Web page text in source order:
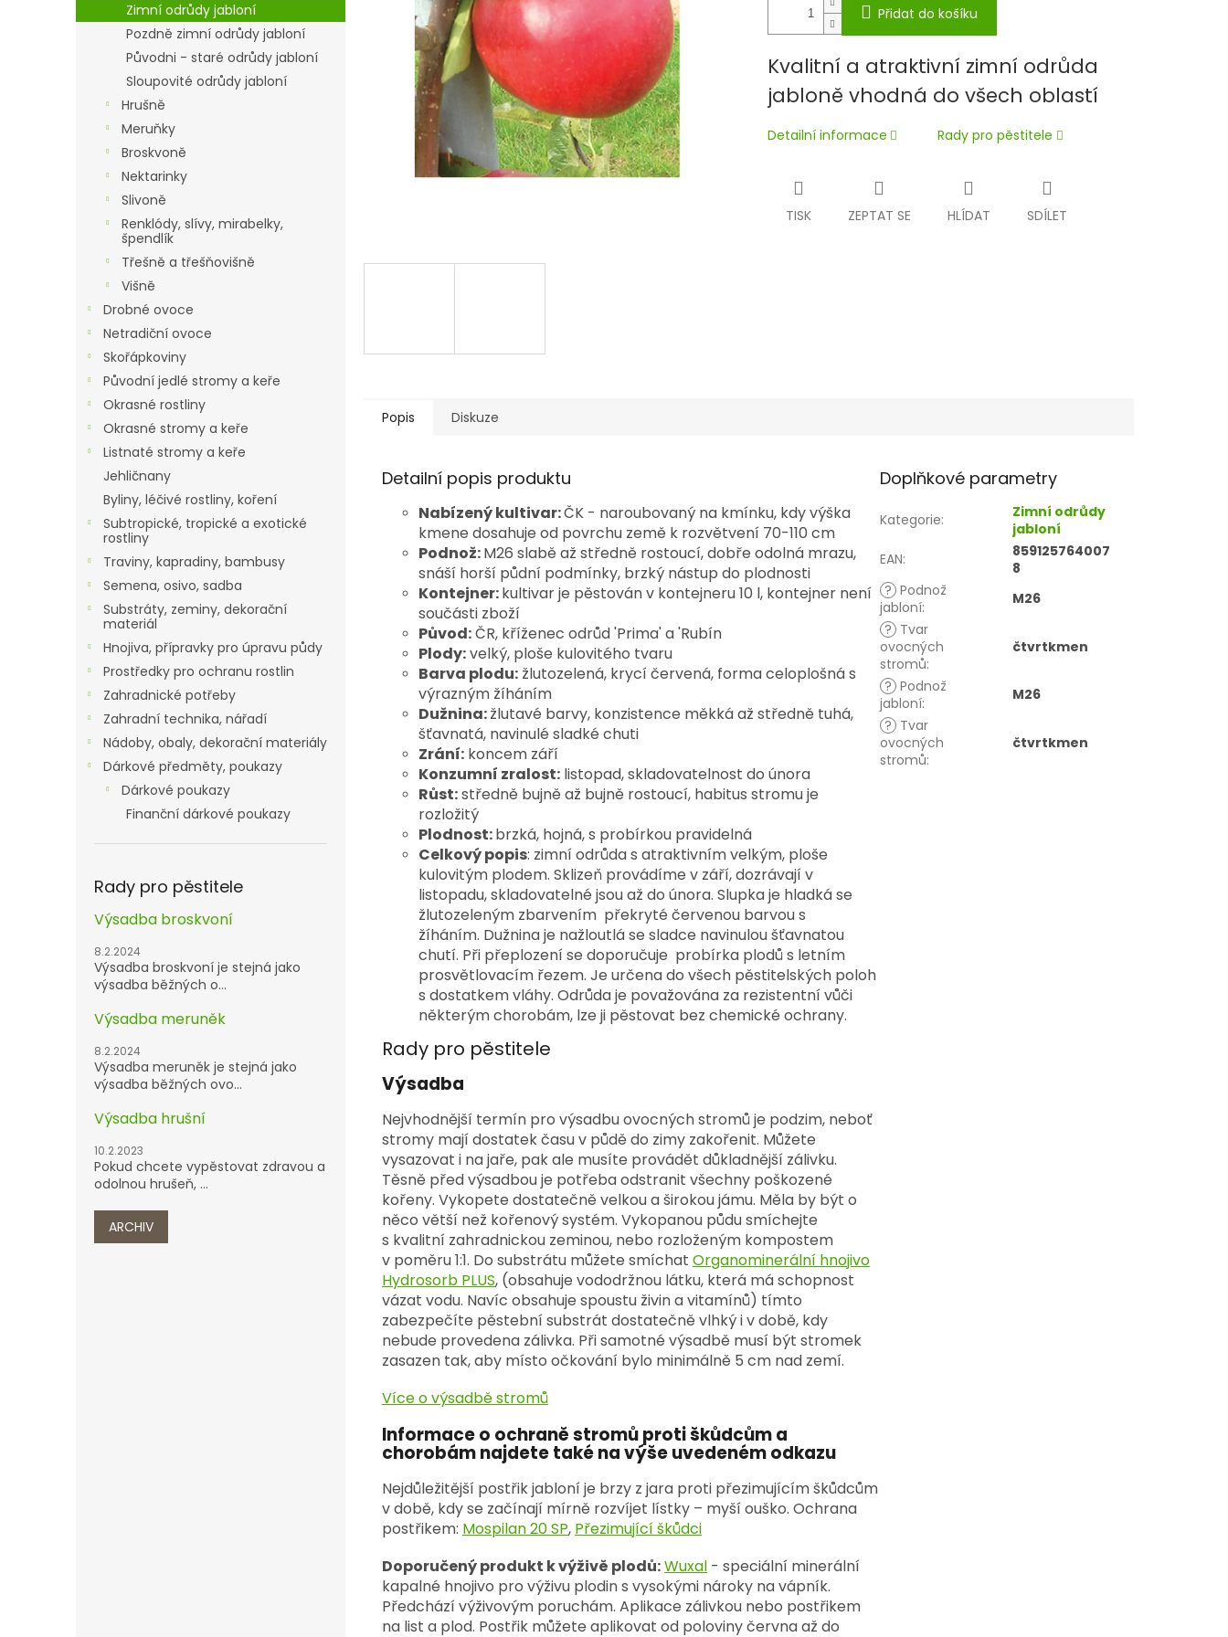
n
Zimní odrůdy jabloní
Pozdně zimní odrůdy jabloní
Původni - staré odrůdy jabloní
Sloupovité odrůdy jabloní
Hrušně
Meruňky
Broskvoně
Nektarinky
Slivoně
Renklódy, slívy, mirabelky,
špendlík
Třešně a třešňovišně
Višně
Drobné ovoce
Netradiční ovoce
Skořápkoviny
Původní jedlé stromy a keře
Okrasné rostliny
Okrasné stromy a keře
Listnaté stromy a keře
Jehličnany
Byliny, léčivé rostliny, koření
Subtropické, tropické a exotické
rostliny
Traviny, kapradiny, bambusy
Semena, osivo, sadba
Substráty, zeminy, dekorační
materiál
Hnojiva, přípravky pro úpravu půdy
Prostředky pro ochranu rostlin
Zahradnické potřeby
Zahradní technika, nářadí
Nádoby, obaly, dekorační materiály
Dárkové předměty, poukazy
Dárkové poukazy
Finanční dárkové poukazy
Rady pro pěstitele
Výsadba broskvoní
8.2.2024
Výsadba broskvoní je stejná jako
výsadba běžných o...
Výsadba meruněk
8.2.2024
Výsadba meruněk je stejná jako
výsadba běžných ovo...
Výsadba hrušní
10.2.2023
Pokud chcete vypěstovat zdravou a
odolnou hrušeň, ...
ARCHIV
Přidat do košíku
Kvalitní a atraktivní zimní odrůda
jabloně vhodná do všech oblastí
Detailní informace Rady pro pěstitele
TISK ZEPTAT SE HLÍDAT SDÍLET
Popis Diskuze
Detailní popis produktu
Nabízený kultivar:ČK - naroubovaný na kmínku, kdy výška
kmene dosahuje od povrchu země k rozvětvení 70-110 cm
Podnož:M26 slabě až středně rostoucí, dobře odolná mrazu,
snáší horší půdní podmínky, brzký nástup do plodnosti
Kontejner:kultivar je pěstován v kontejneru 10 l, kontejner není
součásti zboží
Původ:ČR, kříženec odrůd 'Prima' a 'Rubín
Plody:velký, ploše kulovitého tvaru
Barva plodu: žlutozelená, krycí červená, forma celoplošná s
výrazným žíháním
Dužnina:žlutavé barvy, konzistence měkká až středně tuhá,
šťavnatá, navinulé sladké chuti
Zrání: koncem září
Konzumní zralost: listopad, skladovatelnost do února
Růst:středně bujně až bujně rostoucí, habitus stromu je
rozložitý
Plodnost:brzká, hojná, s probírkou pravidelná
Celkový popis: zimní odrůda s atraktivním velkým, ploše
kulovitým plodem. Sklizeň provádíme v září, dozrávají v
listopadu, skladovatelné jsou až do února. Slupka je hladká se
žlutozeleným zbarvením překryté červenou barvou s
žíháním. Dužnina je nažloutlá se sladce navinulou šťavnatou
chutí. Při přeplození se doporučuje probírka plodů s letním
prosvětlovacím řezem. Je určena do všech pěstitelských poloh
s dostatkem vláhy. Odrůda je považována za rezistentní vůči
některým chorobám, lze ji pěstovat bez chemické ochrany.
Rady pro pěstitele
Výsadba
Nejvhodnější termín pro výsadbu ovocných stromů je podzim, neboť
stromy mají dostatek času v půdě do zimy zakořenit. Můžete
vysazovat i na jaře, pak ale musíte provádět důkladnější zálivku.
Těsně před výsadbou je potřeba odstranit všechny poškozené
kořeny. Vykopete dostatečně velkou a širokou jámu. Měla by být o
něco větší než kořenový systém. Vykopanou půdu smíchejte
s kvalitní zahradnickou zeminou, nebo rozloženým kompostem
v poměru 1:1. Do substrátu můžete smíchat Organominerální hnojivo
Hydrosorb PLUS, (obsahuje vododržnou látku, která má schopnost
vázat vodu. Navíc obsahuje spoustu živin a vitamínů) tímto
zabezpečíte pěstební substrát dostatečně vlhký i v době, kdy
nebude provedena zálivka. Při samotné výsadbě musí být stromek
zasazen tak, aby místo očkování bylo minimálně 5 cm nad zemí.
Více o výsadbě stromů
Informace o ochraně stromů proti škůdcům a
chorobám najdete také na výše uvedeném odkazu
Nejdůležitější postřik jabloní je brzy z jara proti přezimujícím škůdcům
v době, kdy se začínají mírně rozvíjet lístky – myší ouško. Ochrana
postřikem: Mospilan 20 SP, Přezimující škůdci
Doporučený produkt k výživě plodů:Wuxal - speciální minerální
kapalné hnojivo pro výživu plodin s vysokými nároky na vápník.
Předchází výživovým poruchám. Aplikace zálivkou nebo postřikem
na list a plod. Postřik můžete aplikovat od poloviny června až do
Doplňkové parametry
Kategorie:
Zimní odrůdy
jabloní
EAN:
859125764007
8
? Podnož
jabloní:
M26
? Tvar
ovocných
stromů:
čtvrtkmen
? Podnož
jabloní:
M26
? Tvar
ovocných
stromů:
čtvrtkmen